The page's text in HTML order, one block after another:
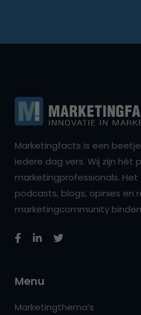
Marketingfacts is een
iedere dag vers. Wij zijn hét
marketingprofessionals. Het
podcasts, blogs, opinies en
marketingcommunity
Menu
Marketingthema’s